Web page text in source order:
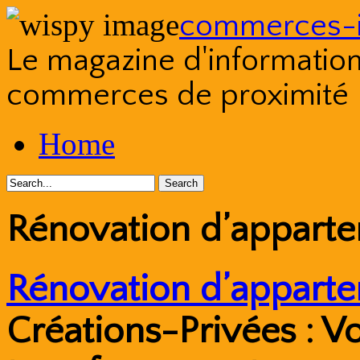
Le magazine
commerces de proximité
to
contentHome
Rénovation
Rénovation
Créations-Privées :